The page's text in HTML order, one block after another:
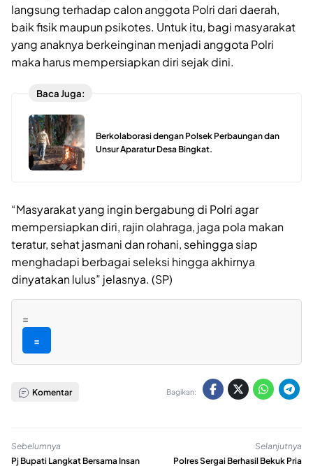
langsung terhadap calon anggota Polri dari daerah,
baik fisik maupun psikotes. Untuk itu, bagi masyarakat
yang anaknya berkeinginan menjadi anggota Polri
maka harus mempersiapkan diri sejak dini.
Baca Juga:
Berkolaborasi dengan Polsek Perbaungan dan
Unsur Aparatur Desa Bingkat.
“Masyarakat yang ingin bergabung di Polri agar
mempersiapkan diri, rajin olahraga, jaga pola makan
teratur, sehat jasmani dan rohani, sehingga siap
menghadapi berbagai seleksi hingga akhirnya
dinyatakan lulus” jelasnya. (SP)
=
=
Komentar Bagikan:
Sebelumnya
Pj Bupati Langkat Bersama Insan
Selanjutnya
Polres Sergai Berhasil Bekuk Pria